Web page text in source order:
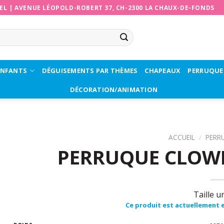
|AVENUE LÉOPOLD-ROBERT 37, CH-2300 LA CHAUX-DE-FONDS
DÉGUISEMENTS PAR THÈMES CHAPEAUX
DÉCORATION/ANIMATION
ACCUEIL /
PERRUQUE
Taille
Ce produit est actuellement